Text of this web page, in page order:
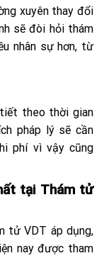
xuyên thay đổi
sẽ đòi hỏi thám
nhân sự hơn, từ
tiết theo thời gian
pháp lý sẽ cần
phí vì vậy cũng
tại Thám tử
tử VDT áp dụng,
nay được tham